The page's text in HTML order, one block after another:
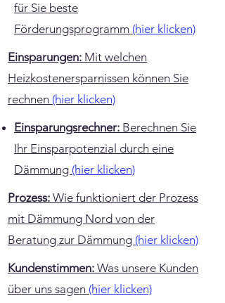
für Sie beste
Förderungsprogramm (hier klicken)
Einsparungen: Mit welchen
Heizkostenersparnissen können Sie
rechnen (hier klicken)
Einsparungsrechner: Berechnen Sie
Ihr Einsparpotenzial durch eine
Dämmung (hier klicken)
Prozess: Wie funktioniert der Prozess
mit Dämmung Nord von der
Beratung zur Dämmung (hier klicken)
Kundenstimmen: Was unsere Kunden
über uns sagen (hier klicken)